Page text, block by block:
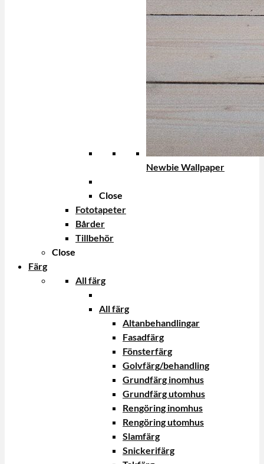
Newbie Wallpaper
Close
Fototapeter
Bårder
Tillbehör
Close
Färg
All färg
All färg
Altanbehandlingar
Fasadfärg
Fönsterfärg
Golvfärg/behandling
Grundfärg inomhus
Grundfärg utomhus
Rengöring inomhus
Rengöring utomhus
Slamfärg
Snickerifärg